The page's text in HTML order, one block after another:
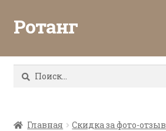
Ротанг
Каталог
Найти:
Главная Скидка за фото-отзыв